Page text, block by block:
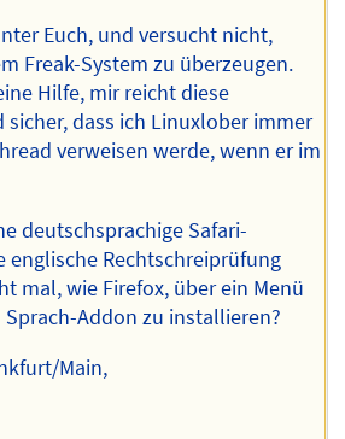
Euch, und versucht nicht,
Freak-System zu überzeugen.
Hilfe, mir reicht diese
sicher, dass ich Linuxlober immer
verweisen werde, wenn er im
deutschsprachige Safari-
Rechtschreiprüfung
mal, wie Firefox, über ein Menü
Addon zu installieren?
Main,